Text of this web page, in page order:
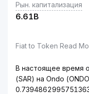
Рын. капитализация
6.61B
Fiat to Token Read
В настоящее время
(SAR) на Ondo